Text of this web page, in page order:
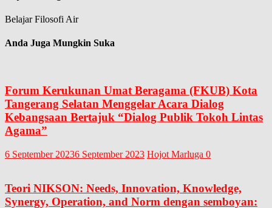
Belajar Filosofi Air
Anda Juga Mungkin Suka
Forum Kerukunan Umat Beragama (FKUB) Kota
Tangerang Selatan Menggelar Acara Dialog
Kebangsaan Bertajuk “Dialog Publik Tokoh Lintas
Agama”
6 September 20236 September 2023 Hojot Marluga 0
Teori NIKSON: Needs, Innovation, Knowledge,
Synergy, Operation, and Norm dengan semboyan: